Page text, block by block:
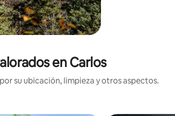
en Carlos
su ubicación, limpieza y otros aspectos.